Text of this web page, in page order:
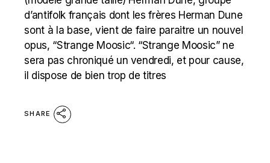
d’antifolk français dont les frères Herman Dune
sont à la base, vient de faire paraitre un nouvel
opus, “Strange Moosic“. “Strange Moosic” ne
sera pas chroniqué un vendredi, et pour cause,
il dispose de bien trop de titres
SHARE